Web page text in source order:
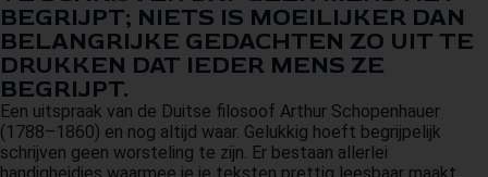
BEGRIJPT; NIETS IS MOEILIJKER DAN
BELANGRIJKE GEDACHTEN ZO UIT TE
DRUKKEN DAT IEDER MENS ZE
BEGRIJPT.
Een uitspraak van de Duitse filosoof Arthur Schopenhauer
(1788–1860) en nog altijd waar. Gelukkig hoeft begrijpelijk
schrijven geen worsteling te zijn. Er bestaan allerlei